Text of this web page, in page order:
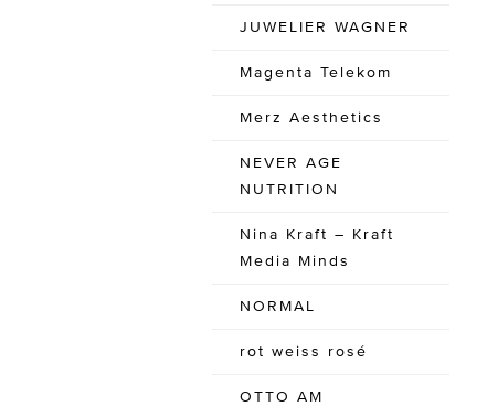
JUWELIER WAGNER
Magenta Telekom
Merz Aesthetics
NEVER AGE
NUTRITION
Nina Kraft – Kraft
Media Minds
NORMAL
rot weiss rosé
OTTO AM